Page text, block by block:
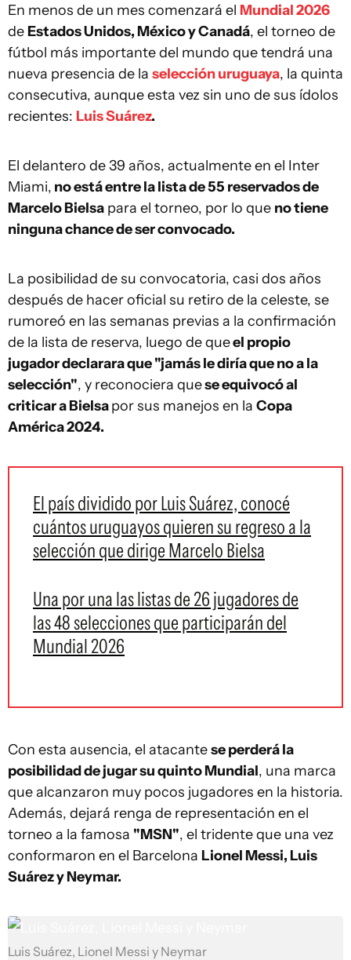
En menos de un mes comenzará el Mundial 2026
de Estados Unidos, México y Canadá, el torneo de
fútbol más importante del mundo que tendrá una
nueva presencia de la selección uruguaya, la quinta
consecutiva, aunque esta vez sin uno de sus ídolos
recientes: Luis Suárez.
El delantero de 39 años, actualmente en el Inter
Miami, no está entre la lista de 55 reservados de
Marcelo Bielsa para el torneo, por lo que no tiene
ninguna chance de ser convocado.
La posibilidad de su convocatoria, casi dos años
después de hacer oficial su retiro de la celeste, se
rumoreó en las semanas previas a la confirmación
de la lista de reserva, luego de queel propio
jugador declarara que "jamás le diría que no a la
selección", y reconociera quese equivocó al
criticar a Bielsapor sus manejos en la Copa
América 2024.
El país dividido por Luis Suárez, conocé
cuántos uruguayos quieren su regreso a la
selección que dirige Marcelo Bielsa
Una por una las listas de 26 jugadores de
las 48 selecciones que participarán del
Mundial 2026
Con esta ausencia, el atacantese perderá la
posibilidad de jugar su quinto Mundial, una marca
que alcanzaron muy pocos jugadores en la historia.
Además, dejará renga de representación en el
torneo a la famosa "MSN", el tridente que una vez
conformaron en el Barcelona Lionel Messi, Luis
Suárez y Neymar.
Luis Suárez, Lionel Messi y Neymar